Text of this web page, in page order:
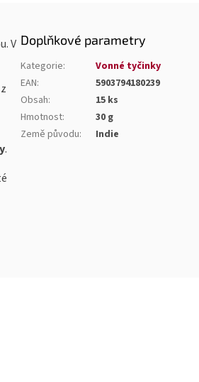
V
.
Doplňkové parametry
Kategorie:
Vonné tyčinky
EAN:
5903794180239
Obsah:
15 ks
Hmotnost:
30 g
Země původu: Indie